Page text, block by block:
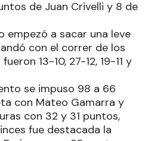
de Juan Crivelli y 8 de
empezó a sacar una leve
con el correr de los
13-10, 27-12, 19-11 y
se impuso 98 a 66
con Mateo Gamarra y
con 32 y 31 puntos,
fue destacada la